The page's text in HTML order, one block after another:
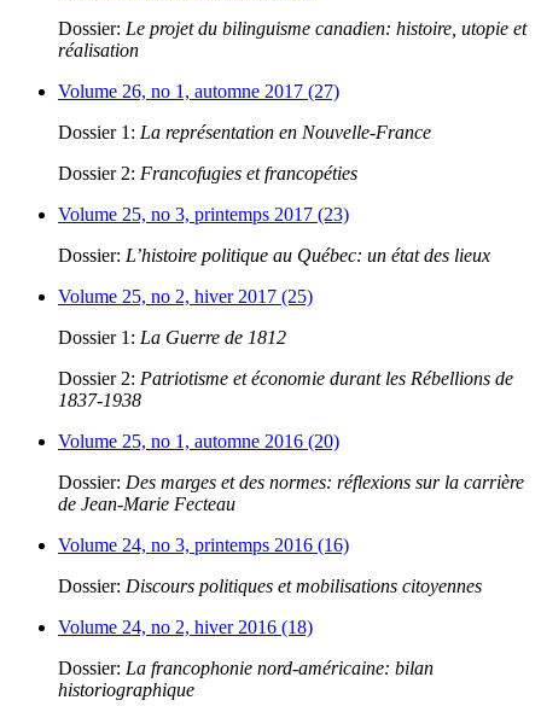
Dossier: Le projet du bilinguisme canadien: histoire, utopie et
réalisation
Volume 26, no 1, automne 2017 (27)
Dossier 1: La représentation en Nouvelle-France
Dossier 2: Francofugies et francopéties
Volume 25, no 3, printemps 2017 (23)
Dossier: L’histoire politique au Québec: un état des lieux
Volume 25, no 2, hiver 2017 (25)
Dossier 1: La Guerre de 1812
Dossier 2: Patriotisme et économie durant les Rébellions de
1837-1938
Volume 25, no 1, automne 2016 (20)
Dossier: Des marges et des normes: réflexions sur la carrière
de Jean-Marie Fecteau
Volume 24, no 3, printemps 2016 (16)
Dossier: Discours politiques et mobilisations citoyennes
Volume 24, no 2, hiver 2016 (18)
Dossier: La francophonie nord-américaine: bilan
historiographique